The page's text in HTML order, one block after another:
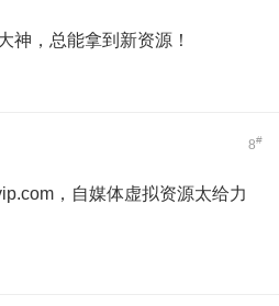
神，总能拿到新资源！
8#
，自媒体虚拟资源太给力